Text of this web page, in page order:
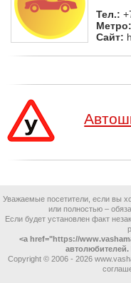
Тел.:
Метро:
Сайт:
Уважаемые посетители, если вы
или полностью –
Если будет установлен факт
<a href="https://
автолюбителей.
Copyright © 2006 - 2026